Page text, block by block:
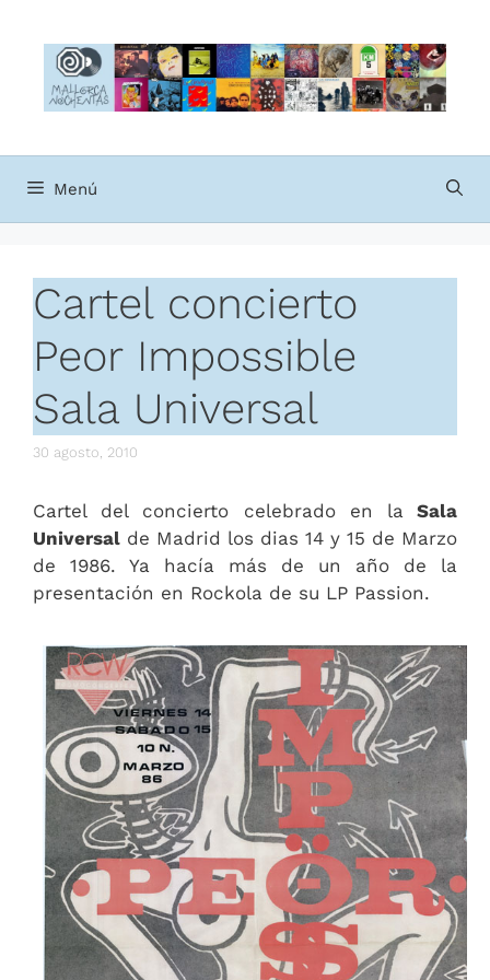
contenido
Menú
Cartel concierto
Peor Impossible
Sala Universal
30 agosto, 2010
Cartel del concierto celebrado en laSala
Universal de Madrid los dias 14 y 15 de Marzo
de 1986. Ya hacía más de un año de la
presentación en Rockola de su LP Passion.